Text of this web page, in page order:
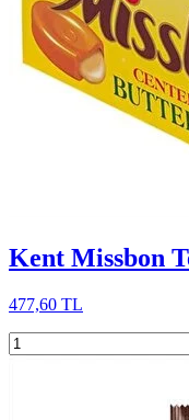
Kent Missbon
477,60 TL